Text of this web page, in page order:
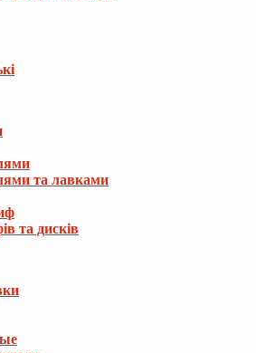
та лавками
та дисків